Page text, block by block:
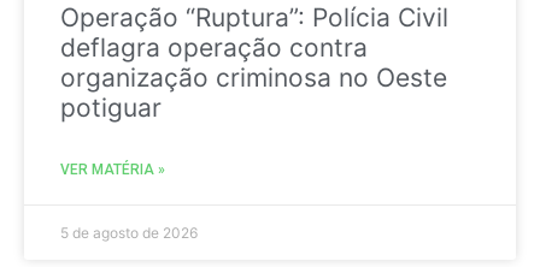
Operação “Ruptura”: Polícia Civil
deflagra operação contra
organização criminosa no Oeste
potiguar
VER MATÉRIA »
5 de agosto de 2026